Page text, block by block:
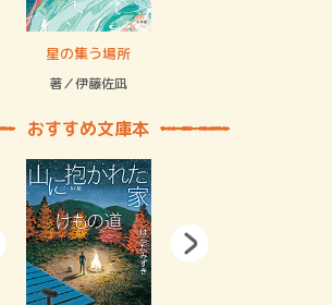
星の集う場所
著／伊藤佐凪
おすすめ文庫本